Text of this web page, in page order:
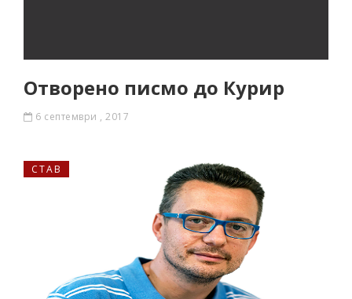
Отворено писмо до Курир
6 септември , 2017
СТАВ